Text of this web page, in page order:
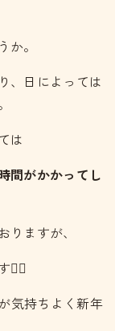
。
、日によっては
は
間がかかってし
ますが、
🙇‍♂️
気持ちよく新年